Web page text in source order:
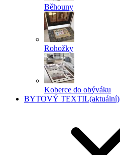
Běhouny
Rohožky
Koberce do obýváku
BYTOVÝ TEXTIL(aktuální)